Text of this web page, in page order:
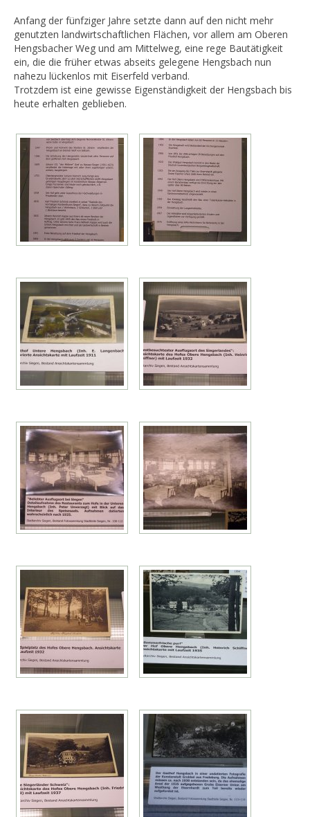
Anfang der fünfziger Jahre setzte dann auf den nicht mehr
genutzten landwirtschaftlichen Flächen, vor allem am Oberen
Hengsbacher Weg und am Mittelweg, eine rege Bautätigkeit
ein, die die früher etwas abseits gelegene Hengsbach nun
nahezu lückenlos mit Eiserfeld verband.
Trotzdem ist eine gewisse Eigenständigkeit der Hengsbach bis
heute erhalten geblieben.